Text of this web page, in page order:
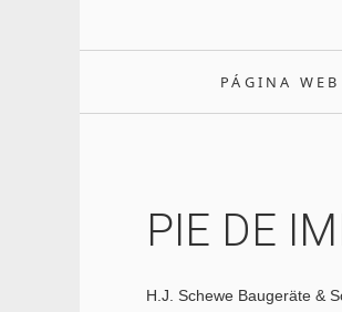
PÁGINA WEB
PIE DE
H.J. Schewe Baugeräte &